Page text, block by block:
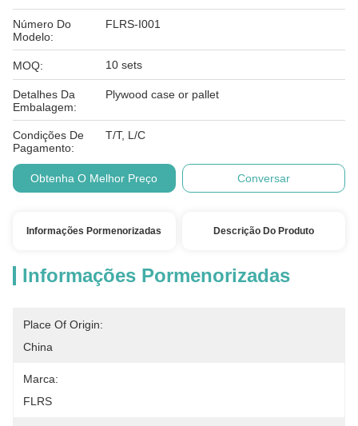
Número Do
Modelo:
FLRS-I001
MOQ: 10 sets
Detalhes Da
Embalagem:
Plywood case or pallet
Condições De
Pagamento:
T/T, L/C
Obtenha O Melhor Preço Conversar
Informações Pormenorizadas Descrição Do Produto
Informações Pormenorizadas
Place Of Origin:
China
Marca:
FLRS